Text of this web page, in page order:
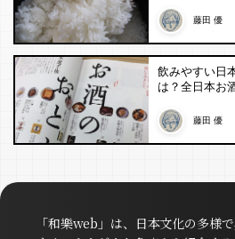
藤田 優
飲みやすい日
は？全日本お
藤田 優
「和樂web」は、日本文化の多様